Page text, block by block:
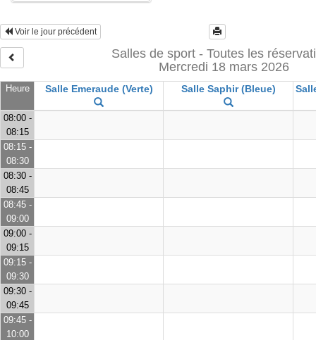
Voir le jour précédent
Salles de sport - Toutes les
Mercredi 18 mars 2026
Heure Salle Emeraude (Verte) Salle Saphir (Bleue)
08:00 -
08:15
08:15 -
08:30
08:30 -
08:45
08:45 -
09:00
09:00 -
09:15
09:15 -
09:30
09:30 -
09:45
09:45 -
10:00